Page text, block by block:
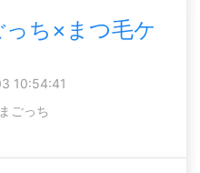
っち×まつ毛ケ
10:54:41
ごっち